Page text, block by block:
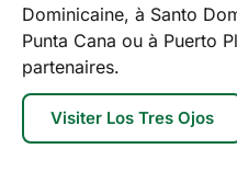
Dominicaine, à Santo
Punta Cana ou à Puerto
partenaires.
Visiter Los Tres Ojos